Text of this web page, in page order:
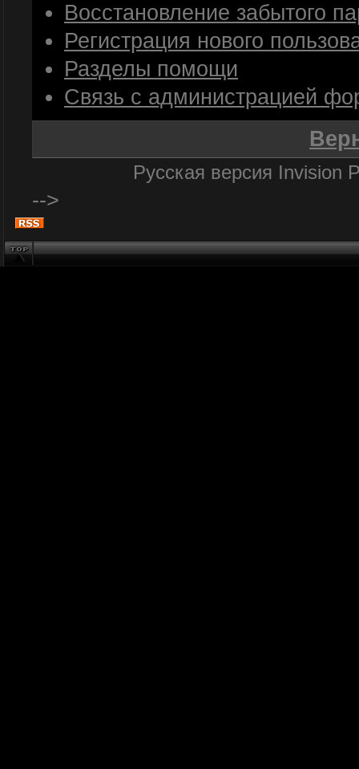
Восстановление забытого
Регистрация нового
Разделы помощи
Связь с администрацией
Русская версия Invision
-->